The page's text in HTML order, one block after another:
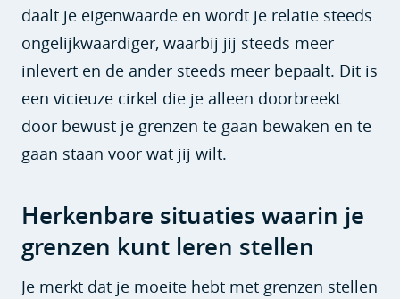
daalt je eigenwaarde en wordt je relatie steeds
ongelijkwaardiger, waarbij jij steeds meer
inlevert en de ander steeds meer bepaalt. Dit is
een vicieuze cirkel die je alleen doorbreekt
door bewust je grenzen te gaan bewaken en te
gaan staan voor wat jij wilt.
Herkenbare situaties waarin je
grenzen kunt leren stellen
Je merkt dat je moeite hebt met grenzen stellen